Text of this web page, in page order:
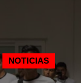
NOTICIAS